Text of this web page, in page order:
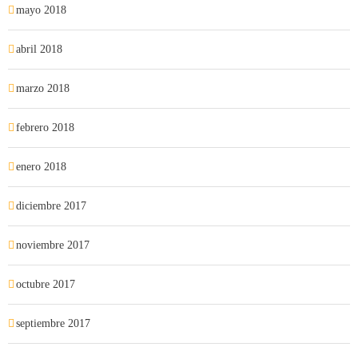
mayo 2018
abril 2018
marzo 2018
febrero 2018
enero 2018
diciembre 2017
noviembre 2017
octubre 2017
septiembre 2017